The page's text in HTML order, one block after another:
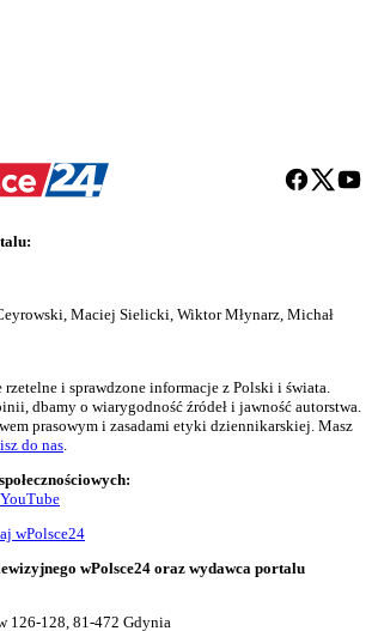
Maciej Sielicki, Wiktor Młynarz, Michał
i sprawdzone informacje z Polski i świata.
dbamy o wiarygodność źródeł i jawność autorstwa.
prasowym i zasadami etyki dziennikarskiej. Masz
do nas
YouTube
wPolsce24
wPolsce24 oraz wydawca portalu
126-128, 81-472 Gdynia